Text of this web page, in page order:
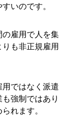
いのです。
雇用で人を集
も非正規雇用
ではなく派遣
強制ではあり
れます。